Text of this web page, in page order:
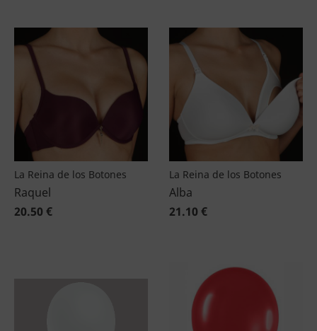
La Reina de los Botones
Raquel
20.50 €
La Reina de los Botones
Alba
21.10 €